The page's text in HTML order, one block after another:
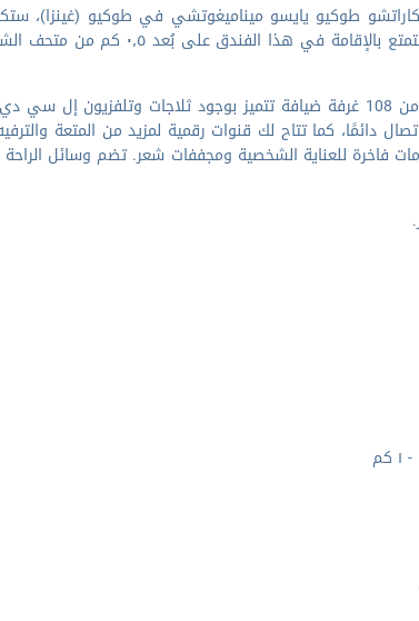
اشعر وكأنك في بيتك بالإقامة في واحدة من 108 غرفة ضيافة تتميز بوجود
دائمًا، كما تتاح لك قنوات رقمية لمزيد من المتعة
للعناية الشخصية ومجففات شعر. تضم وسائل الراحة